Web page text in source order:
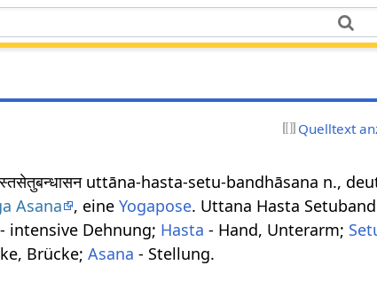
Quelltext
uttāna-hasta-setu-bandhāsana n.,
Asana , eineYogapose. Uttana Hasta
- intensive Dehnung; Hasta - Hand, Unterarm;
Brücke;Asana - Stellung.